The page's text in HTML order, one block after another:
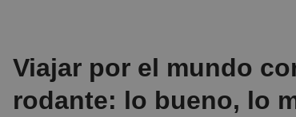
Viajar por el mundo
rodante: lo bueno, lo